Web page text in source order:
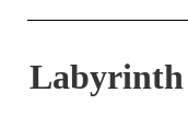
Labyrinth